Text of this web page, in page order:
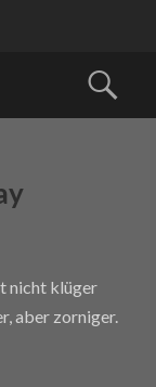
nicht klüger
aber zorniger.